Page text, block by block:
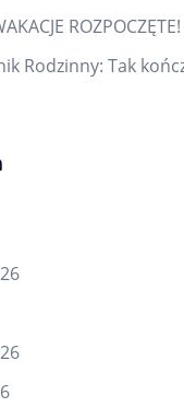
ROZPOCZĘTE!
Rodzinny: Tak